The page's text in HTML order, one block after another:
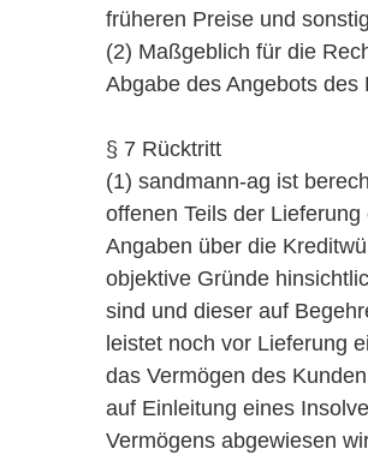
früheren Preise und
(2) Maßgeblich für die
Abgabe des Angebots des
§ 7 Rücktritt
(1) sandmann-ag ist
offenen Teils der
Angaben über die
objektive Gründe
sind und dieser auf
leistet noch vor Lieferung
das Vermögen des
auf Einleitung eines
Vermögens abgewiesen